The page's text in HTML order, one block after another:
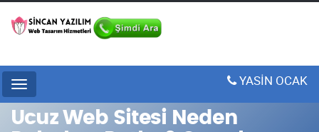
Menu YASİN OCAK
Ucuz Web Sitesi Neden